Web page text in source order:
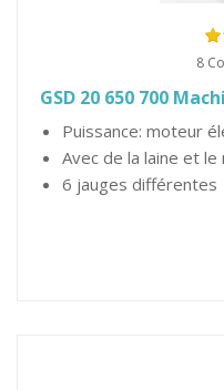
8
GSD 20 650 700
Puissance: moteur
Avec de la laine et le
6 jauges différentes